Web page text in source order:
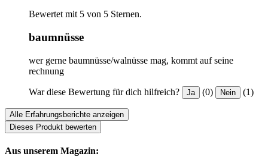
Bewertet mit 5 von 5 Sternen.
baumnüsse
wer gerne baumnüsse/walnüsse mag, kommt auf seine
rechnung
War diese Bewertung für dich hilfreich? Ja (0) Nein (1)
Alle Erfahrungsberichte anzeigen
Dieses Produkt bewerten
Aus unserem Magazin: